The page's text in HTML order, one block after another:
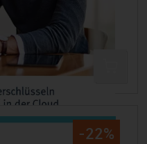
/ 1 Jahr
-22%